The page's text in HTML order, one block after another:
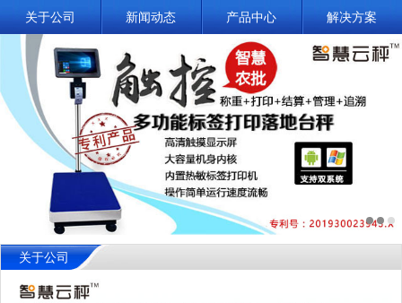
关于公司 新闻动态 产品中心 解决方案
关于公司